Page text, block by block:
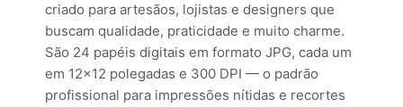
criado para artesãos, lojistas e designers que
buscam qualidade, praticidade e muito charme.
São 24 papéis digitais em formato JPG, cada um
em 12×12 polegadas e 300 DPI — o padrão
profissional para impressões nítidas e recortes